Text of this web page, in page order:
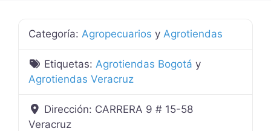
Categoría: Agropecuarios y Agrotiendas
Etiquetas: Agrotiendas Bogotá y
Agrotiendas Veracruz
Dirección: CARRERA 9 # 15-58
Veracruz